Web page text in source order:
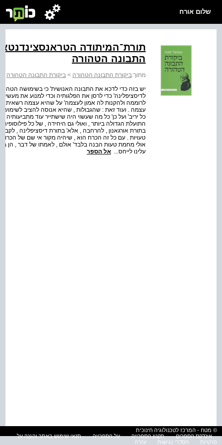
שלום אורח
תורת־המיתודה
התבונה הטהורה
מתוך:ביקורת התבונה הטהורה > ביקורת התבונה הטהורה
יש בזה כדי לדכא את התבונה האנושית' כי בשימושה
לדיסציפלינה' כדי לרסן את הפלגותיה וכדי למנוע את
לרוממה ולהקנות לה אמון לעצמה' על שהיא עצמה רשאית ,
עצמה . ועוד זאת : שהגבולות , שהיא אנוסה להציב
כל יריב' ועל כן' כל מה שעשוי היה שישתייר עוד
התועלת הגדולה ביותר , ואולי גם היחידה , של כל
בתורת אורגאנון , להרחבה , אלא' בתורת דיסציפלינה ,
טעויות . עם כל זה הכרח הוא , שיהיה מקור אי שם של הכרות
אולי מחמת טעות הבנה בלבד' אולם , לאמתו של דבר , הן
עלינו לייחס... אל הספר
© מטח - המרכז לטכנולוגיה חינוכית
אינדקס הספרים
תקנון הספרייה על הספרייה
תנאי שימוש באתר והגנה על
פרטיות
הסדרי נגישות עזרה